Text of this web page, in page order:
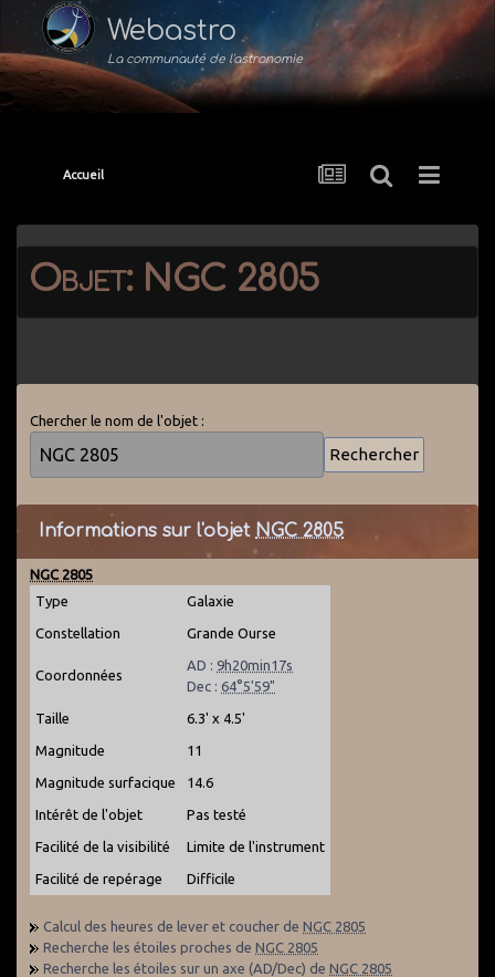
Webastro
La communauté de l'astronomie
Accueil
Objet: NGC 2805
Chercher le nom de l'objet :
Informations sur l'objet NGC 2805
NGC 2805
Type
Galaxie
Constellation Grande Ourse
Coordonnées
AD : 9h20min17s
Dec : 64°5'59"
Taille 6.3' x 4.5'
Magnitude 11
Magnitude surfacique 14.6
Intérêt de l'objet Pas testé
Facilité de la visibilité Limite de l'instrument
Facilité de repérage Difficile
Calcul des heures de lever et coucher de NGC 2805
Recherche les étoiles proches de NGC 2805
Recherche les étoiles sur un axe (AD/Dec) de NGC 2805